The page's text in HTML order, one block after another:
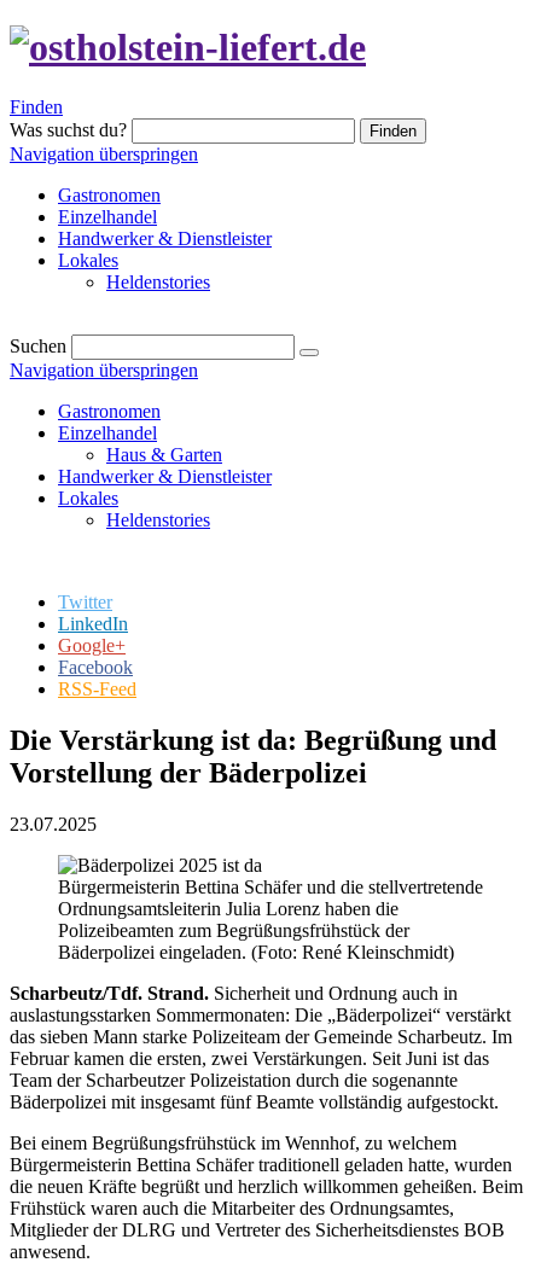
Finden
Was suchst du?
Finden
Navigation überspringen
Gastronomen
Einzelhandel
Handwerker & Dienstleister
Lokales
Heldenstories
Suchen
Navigation überspringen
Gastronomen
Einzelhandel
Haus & Garten
Handwerker & Dienstleister
Lokales
Heldenstories
Twitter
LinkedIn
Google+
Facebook
RSS-Feed
Die Verstärkung ist da: Begrüßung und
Vorstellung der Bäderpolizei
23.07.2025
Bürgermeisterin Bettina Schäfer und die stellvertretende
Ordnungsamtsleiterin Julia Lorenz haben die
Polizeibeamten zum Begrüßungsfrühstück der
Bäderpolizei eingeladen. (Foto: René Kleinschmidt)
Scharbeutz/Tdf. Strand. Sicherheit und Ordnung auch in
auslastungsstarken Sommermonaten: Die „Bäderpolizei“ verstärkt
das sieben Mann starke Polizeiteam der Gemeinde Scharbeutz. Im
Februar kamen die ersten, zwei Verstärkungen. Seit Juni ist das
Team der Scharbeutzer Polizeistation durch die sogenannte
Bäderpolizei mit insgesamt fünf Beamte vollständig aufgestockt.
Bei einem Begrüßungsfrühstück im Wennhof, zu welchem
Bürgermeisterin Bettina Schäfer traditionell geladen hatte, wurden
die neuen Kräfte begrüßt und herzlich willkommen geheißen. Beim
Frühstück waren auch die Mitarbeiter des Ordnungsamtes,
Mitglieder der DLRG und Vertreter des Sicherheitsdienstes BOB
anwesend.